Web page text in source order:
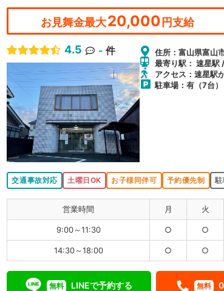
お見舞金最大20,000円支給
4.5 - 件
住所：富山県富山
最寄り駅： 速星駅
アクセス：速星駅
駐車場：有（7台）
交通事故対応 土曜日OK お子様同伴可 予約優先制 駐
営業時間 月 火
9:00～11:30 ○ ○
14:30～18:00 ○ ○
無料 LINEで予約する 無料